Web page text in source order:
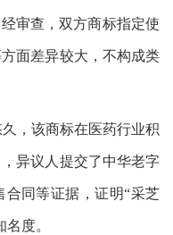
审查，双方商标指定使
面差异较大，不构成类
，该商标在医药行业积
异议人提交了中华老字
同等证据，证明“采芝
度。